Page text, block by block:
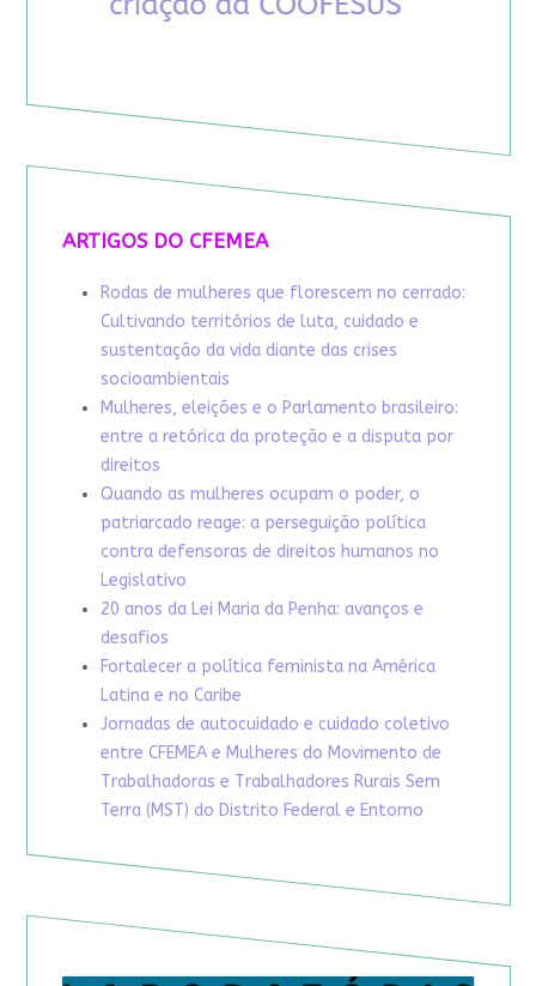
ARTIGOS DO CFEMEA
Rodas de mulheres que florescem no cerrado:
Cultivando territórios de luta, cuidado e
sustentação da vida diante das crises
socioambientais
Mulheres, eleições e o Parlamento brasileiro:
entre a retórica da proteção e a disputa por
direitos
Quando as mulheres ocupam o poder, o
patriarcado reage: a perseguição política
contra defensoras de direitos humanos no
Legislativo
20 anos da Lei Maria da Penha: avanços e
desafios
Fortalecer a política feminista na América
Latina e no Caribe
Jornadas de autocuidado e cuidado coletivo
entre CFEMEA e Mulheres do Movimento de
Trabalhadoras e Trabalhadores Rurais Sem
Terra (MST) do Distrito Federal e Entorno